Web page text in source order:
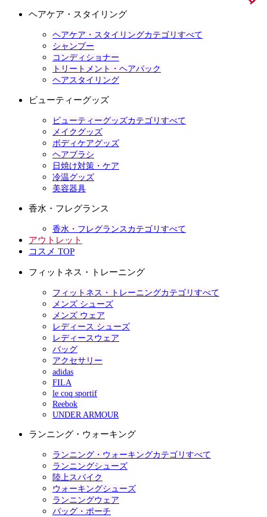
ヘアケア・スタイリング
ヘアケア・スタイリングカテゴリすべて
シャンプー
コンディショナー
トリートメント・ヘアパック
ヘアスタイリング
ビューティーグッズ
ビューティーグッズカテゴリすべて
メイクグッズ
ボディケアグッズ
ヘアブラシ
日焼け対策・ケア
冷温グッズ
美容器具
香水・フレグランス
香水・フレグランスカテゴリすべて
アウトレット
コスメ TOP
フィットネス・トレーニング
フィットネス・トレーニングカテゴリすべて
メンズ シューズ
メンズ ウェア
レディース シューズ
レディースウェア
バッグ
アクセサリー
adidas
FILA
le coq sportif
Reebok
UNDER ARMOUR
ランニング・ウォーキング
ランニング・ウォーキングカテゴリすべて
ランニングシューズ
陸上スパイク
ウォーキングシューズ
ランニングウェア
バッグ・ポーチ